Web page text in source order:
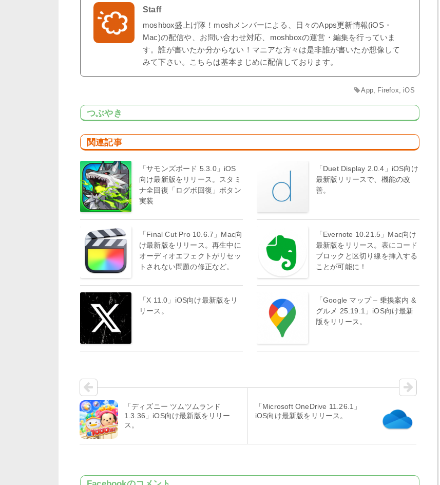
Staff
moshbox盛上げ隊！moshメンバーによる、日々のApps更新情報(iOS・
Mac)の配信や、お問い合わせ対応、moshboxの運営・編集を行っていま
す。誰が書いたか分からない！マニアな方々は是非誰が書いたか想像して
みて下さい。こちらは基本まじめに配信しております。
App Firefox iOS
つぶやき
関連記事
「サモンズボード 5.3.0」iOS
向け最新版をリリース。スタミ
ナ全回復「ログボ回復」ボタン
実装
「Duet Display 2.0.4」iOS向け
最新版リリースで、機能の改
善。
「Final Cut Pro 10.6.7」Mac向
け最新版をリリース。再生中に
オーディオエフェクトがリセッ
トされない問題の修正など。
「Evernote 10.21.5」Mac向け
最新版をリリース。表にコード
ブロックと区切り線を挿入する
ことが可能に！
「X 11.0」iOS向け最新版をリ
リース。
「Google マップ – 乗換案内 &
グルメ 25.19.1」iOS向け最新
版をリリース。
「ディズニー ツムツムランド
1.3.36」iOS向け最新版をリリー
ス。
「Microsoft OneDrive 11.26.1」
iOS向け最新版をリリース。